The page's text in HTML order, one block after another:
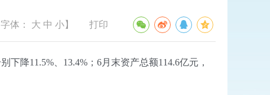
字体： 大 中 小】 打印
降11.5%、13.4%；6月末资产总额114.6亿元，